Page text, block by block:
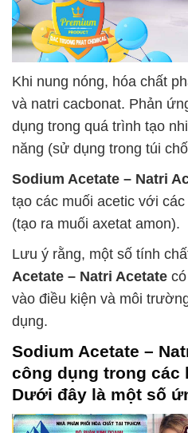
Khi nung nóng, hóa chất
và natri cacbonat. Phản
dụng trong quá trình tạo
năng (sử dụng trong túi
Sodium Acetate – Natri
tạo các muối acetic với
(tạo ra muối axetat amon).
Lưu ý rằng, một số tính
Acetate – Natri Acetate
vào điều kiện và môi
dụng.
Sodium Acetate –
công dụng trong các
Dưới đây là một số